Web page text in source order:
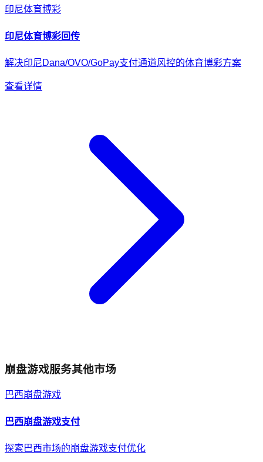
印尼体育博彩
印尼体育博彩回传
解决印尼Dana/OVO/GoPay支付通道风控的体育博彩方案
查看详情
崩盘游戏服务其他市场
巴西崩盘游戏
巴西崩盘游戏支付
探索巴西市场的崩盘游戏支付优化